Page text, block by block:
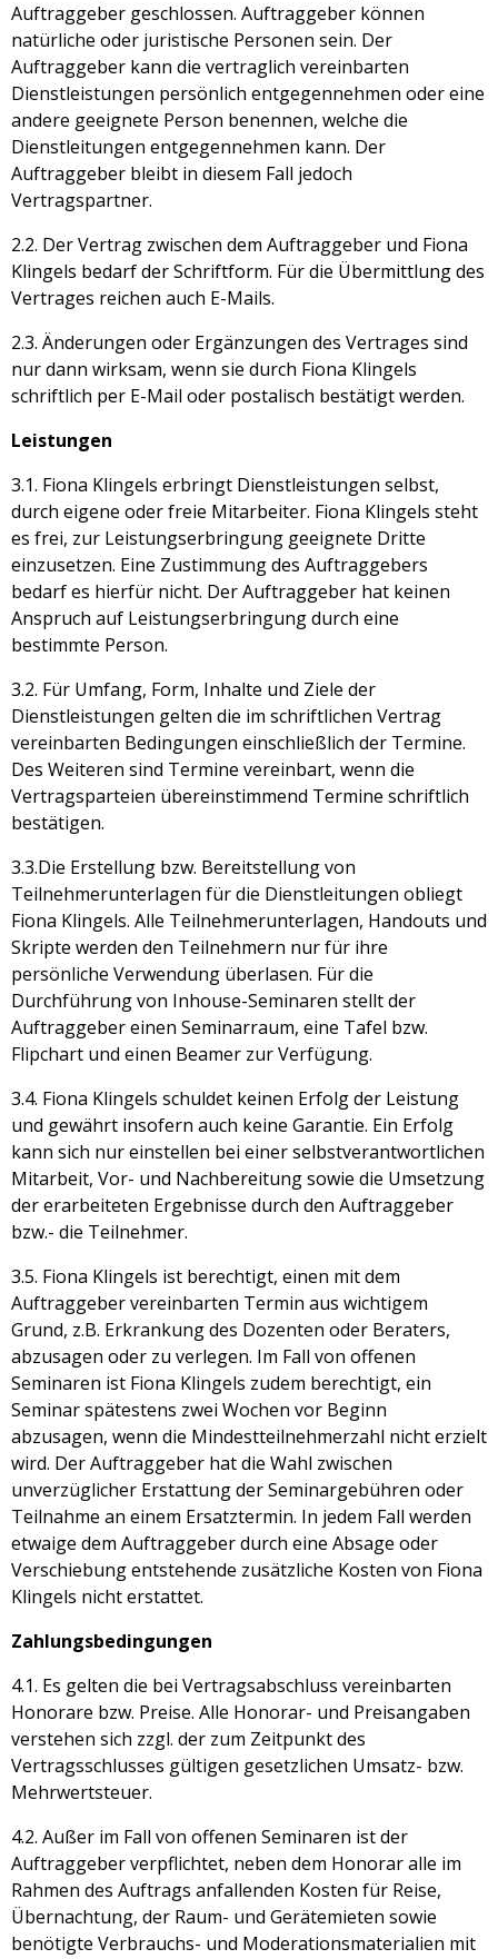
Auftraggeber geschlossen. Auftraggeber können
natürliche oder juristische Personen sein. Der
Auftraggeber kann die vertraglich vereinbarten
Dienstleistungen persönlich entgegennehmen oder eine
andere geeignete Person benennen, welche die
Dienstleitungen entgegennehmen kann. Der
Auftraggeber bleibt in diesem Fall jedoch
Vertragspartner.
2.2. Der Vertrag zwischen dem Auftraggeber und Fiona
Klingels bedarf der Schriftform. Für die Übermittlung des
Vertrages reichen auch E-Mails.
2.3. Änderungen oder Ergänzungen des Vertrages sind
nur dann wirksam, wenn sie durch Fiona Klingels
schriftlich per E-Mail oder postalisch bestätigt werden.
Leistungen
3.1. Fiona Klingels erbringt Dienstleistungen selbst,
durch eigene oder freie Mitarbeiter. Fiona Klingels steht
es frei, zur Leistungserbringung geeignete Dritte
einzusetzen. Eine Zustimmung des Auftraggebers
bedarf es hierfür nicht. Der Auftraggeber hat keinen
Anspruch auf Leistungserbringung durch eine
bestimmte Person.
3.2. Für Umfang, Form, Inhalte und Ziele der
Dienstleistungen gelten die im schriftlichen Vertrag
vereinbarten Bedingungen einschließlich der Termine.
Des Weiteren sind Termine vereinbart, wenn die
Vertragsparteien übereinstimmend Termine schriftlich
bestätigen.
3.3.Die Erstellung bzw. Bereitstellung von
Teilnehmerunterlagen für die Dienstleitungen obliegt
Fiona Klingels. Alle Teilnehmerunterlagen, Handouts und
Skripte werden den Teilnehmern nur für ihre
persönliche Verwendung überlasen. Für die
Durchführung von Inhouse-Seminaren stellt der
Auftraggeber einen Seminarraum, eine Tafel bzw.
Flipchart und einen Beamer zur Verfügung.
3.4. Fiona Klingels schuldet keinen Erfolg der Leistung
und gewährt insofern auch keine Garantie. Ein Erfolg
kann sich nur einstellen bei einer selbstverantwortlichen
Mitarbeit, Vor- und Nachbereitung sowie die Umsetzung
der erarbeiteten Ergebnisse durch den Auftraggeber
bzw.- die Teilnehmer.
3.5. Fiona Klingels ist berechtigt, einen mit dem
Auftraggeber vereinbarten Termin aus wichtigem
Grund, z.B. Erkrankung des Dozenten oder Beraters,
abzusagen oder zu verlegen. Im Fall von offenen
Seminaren ist Fiona Klingels zudem berechtigt, ein
Seminar spätestens zwei Wochen vor Beginn
abzusagen, wenn die Mindestteilnehmerzahl nicht erzielt
wird. Der Auftraggeber hat die Wahl zwischen
unverzüglicher Erstattung der Seminargebühren oder
Teilnahme an einem Ersatztermin. In jedem Fall werden
etwaige dem Auftraggeber durch eine Absage oder
Verschiebung entstehende zusätzliche Kosten von Fiona
Klingels nicht erstattet.
Zahlungsbedingungen
4.1. Es gelten die bei Vertragsabschluss vereinbarten
Honorare bzw. Preise. Alle Honorar- und Preisangaben
verstehen sich zzgl. der zum Zeitpunkt des
Vertragsschlusses gültigen gesetzlichen Umsatz- bzw.
Mehrwertsteuer.
4.2. Außer im Fall von offenen Seminaren ist der
Auftraggeber verpflichtet, neben dem Honorar alle im
Rahmen des Auftrags anfallenden Kosten für Reise,
Übernachtung, der Raum- und Gerätemieten sowie
benötigte Verbrauchs- und Moderationsmaterialien mit